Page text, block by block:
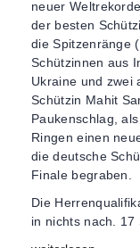
neuer
der besten
die Spitzenränge
Schützinnen aus
Ukraine und zwei
Schützin Mahit
Paukenschlag,
Ringen einen
die deutsche
Finale begraben.
Die
in nichts nach.